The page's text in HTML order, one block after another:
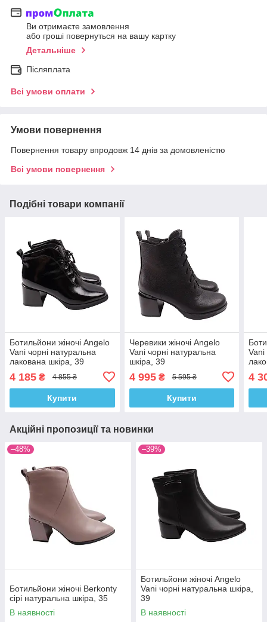
Ви отримаєте замовлення
або гроші повернуться на вашу картку
Детальніше
Післяплата
Всі умови оплати
Умови повернення
Повернення товару впродовж 14 днів за домовленістю
Всі умови повернення
Подібні товари компанії
Ботильйони жіночі Angelo
Vani чорні натуральна
лакована шкіра, 39
4 185 ₴ 4 855 ₴
Купити
Черевики жіночі Angelo
Vani чорні натуральна
шкіра, 39
4 995₴ 5 595 ₴
Купити
Vani
4
Акційні пропозиції та новинки
–48%
Ботильйони жіночі Berkonty
сірі натуральна шкіра, 35
В наявності
–39%
Ботильйони жіночі Angelo
Vani чорні натуральна шкіра,
39
В наявності